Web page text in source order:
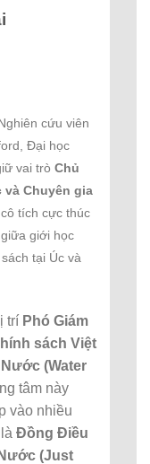
cứu viên
Đại học
vai trò Chủ
và Chuyên gia
cô tích cực thúc
giới học
tại Úc và
trí Phó Giám
sách Việt
(Water
tâm này
vào nhiều
Đồng Điều
(Just